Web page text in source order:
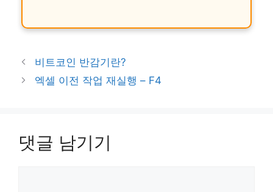
비트코인 반감기란?
엑셀 이전 작업 재실행 – F4
댓글 남기기